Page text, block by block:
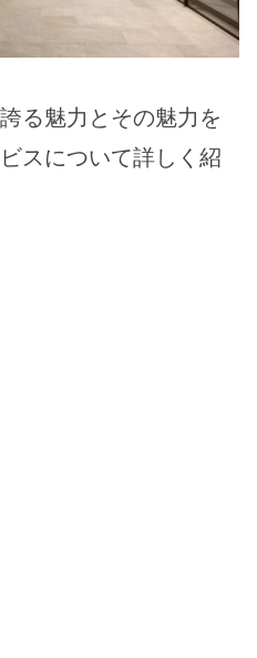
る魅力とその魅力を
スについて詳しく紹